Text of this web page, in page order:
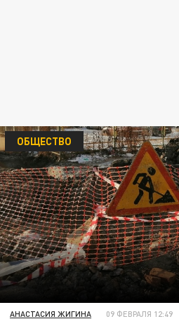
ОБЩЕСТВО
АНАСТАСИЯ ЖИГИНА 09 ФЕВРАЛЯ 12:49